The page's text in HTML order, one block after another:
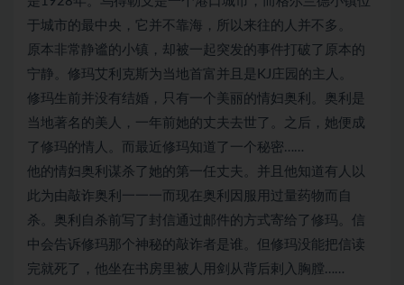
于城市的最中央，它并不靠海，所以来往的人并不多。
原本非常静谧的小镇，却被一起突发的事件打破了原本的
宁静。修玛艾利克斯为当地首富并且是KJ庄园的主人。
修玛生前并没有结婚，只有一个美丽的情妇奥利。奥利是
当地著名的美人，一年前她的丈夫去世了。之后，她便成
了修玛的情人。而最近修玛知道了一个秘密……
他的情妇奥利谋杀了她的第一任丈夫。并且他知道有人以
此为由敲诈奥利一一一而现在奥利因服用过量药物而自
杀。奥利自杀前写了封信通过邮件的方式寄给了修玛。信
中会告诉修玛那个神秘的敲诈者是谁。但修玛没能把信读
完就死了，他坐在书房里被人用剑从背后剌入胸膛……